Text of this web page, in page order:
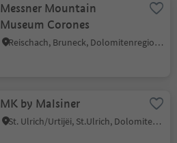
Messner Mountain
Museum Corones
Reischach, Bruneck, Dolomitenregion Kronplatz
MK by Malsiner
St. Ulrich/Urtijëi, St.Ulrich, Dolomitenregion Gröden